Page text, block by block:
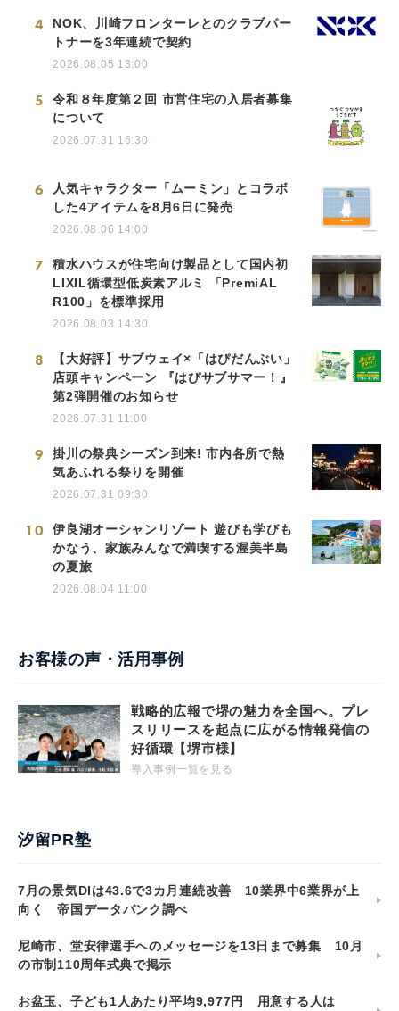
4
NOK、川崎フロンターレとのクラブパー
トナーを3年連続で契約
2026.08.05 13:00
5
令和８年度第２回 市営住宅の入居者募集
について
2026.07.31 16:30
6
人気キャラクター「ムーミン」とコラボ
した4アイテムを8月6日に発売
2026.08.06 14:00
7
積水ハウスが住宅向け製品として国内初
LIXIL循環型低炭素アルミ 「PremiAL
R100」を標準採用
2026.08.03 14:30
8
【大好評】サブウェイ×「はぴだんぶい」
店頭キャンペーン 『はぴサブサマー！』
第2弾開催のお知らせ
2026.07.31 11:00
9
掛川の祭典シーズン到来! 市内各所で熱
気あふれる祭りを開催
2026.07.31 09:30
10
伊良湖オーシャンリゾート 遊びも学びも
かなう、家族みんなで満喫する渥美半島
の夏旅
2026.08.04 11:00
お客様の声・活用事例
戦略的広報で堺の魅力を全国へ。プレ
スリリースを起点に広がる情報発信の
好循環【堺市様】
導入事例一覧を見る
汐留PR塾
7月の景気DIは43.6で3カ月連続改善 10業界中6業界が上
向く 帝国データバンク調べ
尼崎市、堂安律選手へのメッセージを13日まで募集 10月
の市制110周年式典で掲示
お盆玉、子ども1人あたり平均9,977円 用意する人は